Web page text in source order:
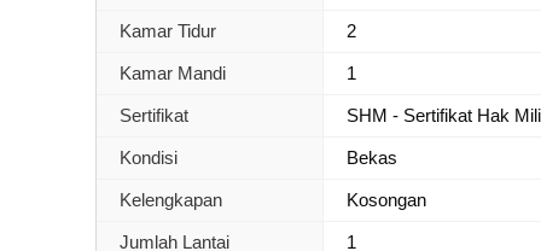
Kamar Tidur 2
Kamar Mandi 1
Sertifikat SHM - Sertifikat Hak
Kondisi Bekas
Kelengkapan Kosongan
Jumlah Lantai 1